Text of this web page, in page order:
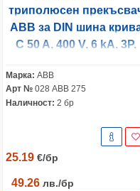
триполюсен
ABB за DIN шина
C 50 A, 400 V, 6 kA, 3P,
Марка: ABB
Арт № 028 ABB 275
Наличност: 2 бр
25.19 €/бр
49.26 лв./бр